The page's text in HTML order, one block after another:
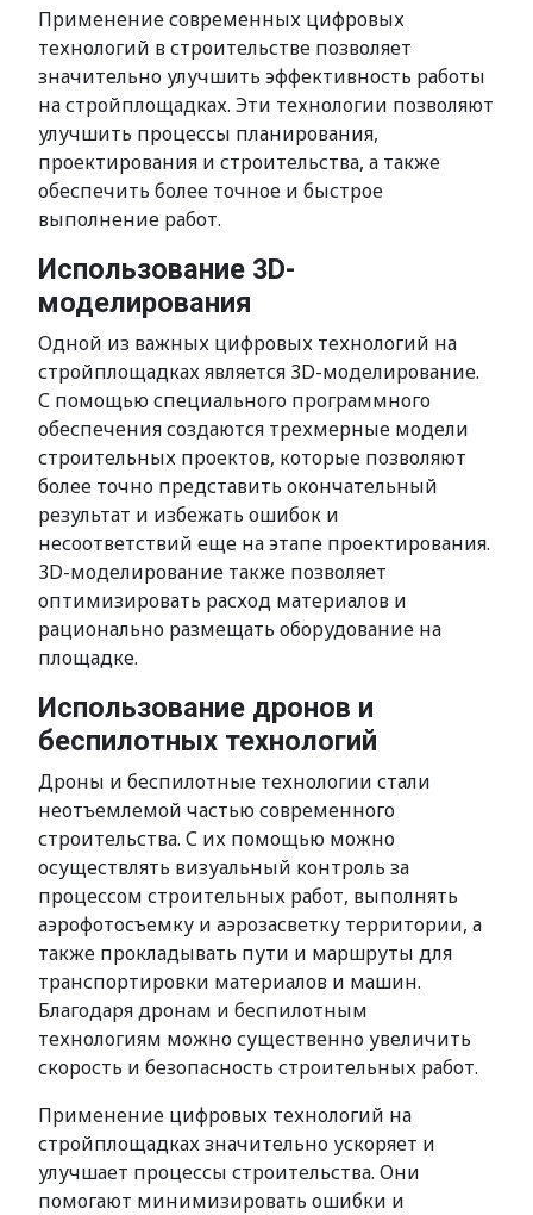
Применение современных цифровых
технологий в строительстве позволяет
значительно улучшить эффективность работы
на стройплощадках. Эти технологии позволяют
улучшить процессы планирования,
проектирования и строительства, а также
обеспечить более точное и быстрое
выполнение работ.
Использование 3D-
моделирования
Одной из важных цифровых технологий на
стройплощадках является 3D-моделирование.
С помощью специального программного
обеспечения создаются трехмерные модели
строительных проектов, которые позволяют
более точно представить окончательный
результат и избежать ошибок и
несоответствий еще на этапе проектирования.
3D-моделирование также позволяет
оптимизировать расход материалов и
рационально размещать оборудование на
площадке.
Использование дронов и
беспилотных технологий
Дроны и беспилотные технологии стали
неотъемлемой частью современного
строительства. С их помощью можно
осуществлять визуальный контроль за
процессом строительных работ, выполнять
аэрофотосъемку и аэрозасветку территории, а
также прокладывать пути и маршруты для
транспортировки материалов и машин.
Благодаря дронам и беспилотным
технологиям можно существенно увеличить
скорость и безопасность строительных работ.
Применение цифровых технологий на
стройплощадках значительно ускоряет и
улучшает процессы строительства. Они
помогают минимизировать ошибки и